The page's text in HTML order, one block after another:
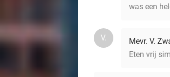
was een
V.
Mevr. V.
Eten vrij